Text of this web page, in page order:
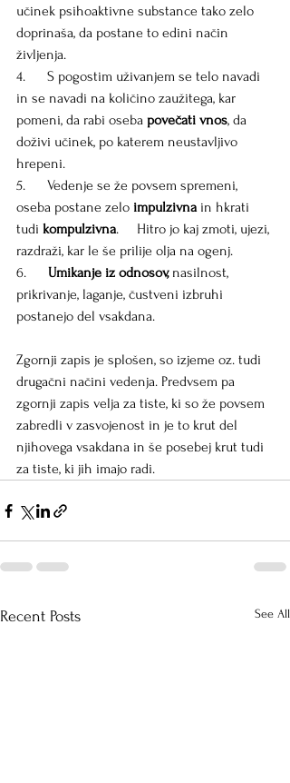
učinek psihoaktivne substance tako zelo
doprinaša, da postane to edini način
življenja.
4.      S pogostim uživanjem se telo navadi
in se navadi na količino zaužitega, kar
pomeni, da rabi oseba povečati vnos, da
doživi učinek, po katerem neustavljivo
hrepeni.
5.      Vedenje se že povsem spremeni,
oseba postane zelo impulzivna in hkrati
tudi kompulzivna.     Hitro jo kaj zmoti, ujezi,
razdraži, kar le še prilije olja na ogenj.
6. Umikanje iz odnosov, nasilnost,
prikrivanje, laganje, čustveni izbruhi
postanejo del vsakdana.
Zgornji zapis je splošen, so izjeme oz. tudi
drugačni načini vedenja. Predvsem pa
zgornji zapis velja za tiste, ki so že povsem
zabredli v zasvojenost in je to krut del
njihovega vsakdana in še posebej krut tudi
za tiste, ki jih imajo radi.
Recent Posts See All